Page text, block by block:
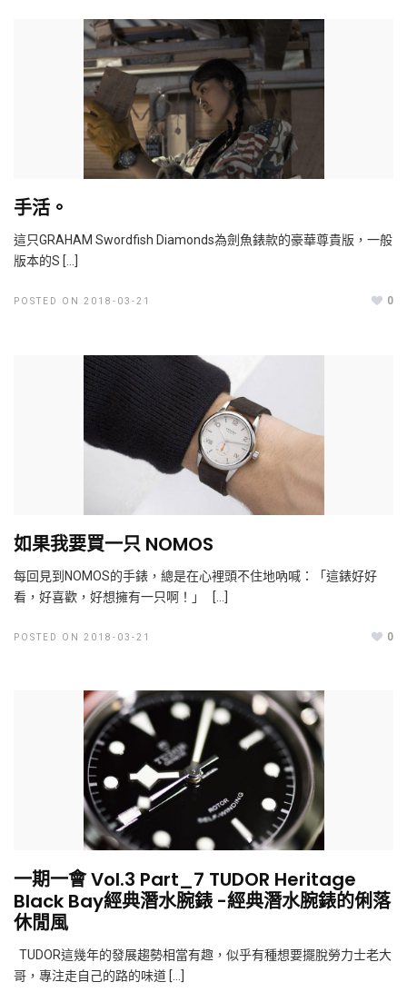
手活。
這只GRAHAM Swordfish Diamonds為劍魚錶款的豪華尊貴版，一般
版本的S […]
POSTED ON 2018-03-21 0
如果我要買一只 NOMOS
每回見到NOMOS的手錶，總是在心裡頭不住地吶喊：「這錶好好
看，好喜歡，好想擁有一只啊！」 […]
POSTED ON 2018-03-21 0
一期一會 Vol.3 Part_7 TUDOR Heritage
Black Bay經典潛水腕錶 -經典潛水腕錶的俐落
休閒風
TUDOR這幾年的發展趨勢相當有趣，似乎有種想要擺脫勞力士老大
哥，專注走自己的路的味道 […]